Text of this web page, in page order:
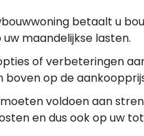
betaalt u
maandelijkse lasten.
of verbeteringen
op de
voldoen aan
en dus ook op uw